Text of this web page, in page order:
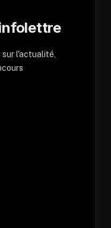
sur l'actualité,